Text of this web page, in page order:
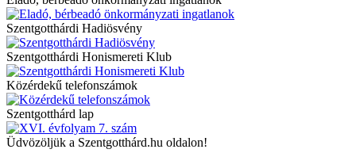
Szentgotthárdi Hadiösvény
Szentgotthárdi Honismereti Klub
Közérdekű telefonszámok
Szentgotthárd lap
Üdvözöljük a Szentgotthárd.hu oldalon!